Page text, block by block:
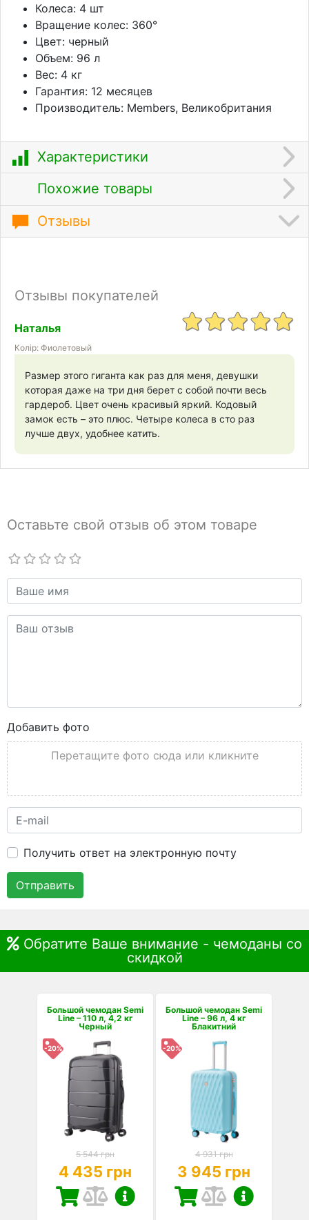
Колеса: 4 шт
Вращение колес: 360°
Цвет: черный
Объем: 96 л
Вес: 4 кг
Гарантия: 12 месяцев
Производитель: Members, Великобритания
Характеристики
Похожие товары
Отзывы
Отзывы покупателей
Наталья
Колір: Фиолетовый
Размер этого гиганта как раз для меня, девушки
которая даже на три дня берет с собой почти весь
гардероб. Цвет очень красивый яркий. Кодовый
замок есть – это плюс. Четыре колеса в сто раз
лучше двух, удобнее катить.
Оставьте свой отзыв об этом товаре
Добавить фото
Перетащите фото сюда или кликните
Получить ответ на электронную почту
Отправить
Обратите Ваше внимание - чемоданы со
скидкой
Большой чемодан Semi
Line – 110 л, 4,2 кг
Черный
-20%
5 544 грн
4 435 грн
Большой чемодан Semi
Line – 96 л, 4 кг
Блакитний
-20%
4 931 грн
3 945 грн